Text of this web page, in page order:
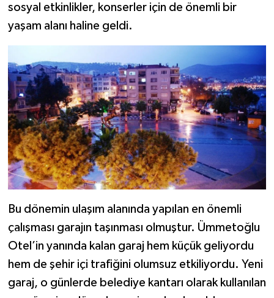
sosyal etkinlikler, konserler için de önemli bir
yaşam alanı haline geldi.
Bu dönemin ulaşım alanında yapılan en önemli
çalışması garajın taşınması olmuştur. Ümmetoğlu
Otel’in yanında kalan garaj hem küçük geliyordu
hem de şehir içi trafiğini olumsuz etkiliyordu. Yeni
garaj, o günlerde belediye kantarı olarak kullanılan